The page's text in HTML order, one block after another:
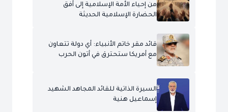
من إحياء الأمة الإسلامية إلى أفق
الحضارة الإسلامية الحديثة
قائد مقر خاتم الأنبياء: أي دولة تتعاون
مع أمريكا ستحترق في أتون الحرب
السيرة الذاتية للقائد المجاهد الشهيد
إسماعيل هنية